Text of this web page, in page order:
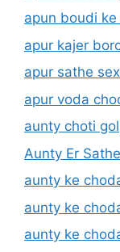
apun boudi
apur kajer
apur sathe
apur voda
aunty choti
Aunty Er
aunty ke
aunty ke
aunty ke